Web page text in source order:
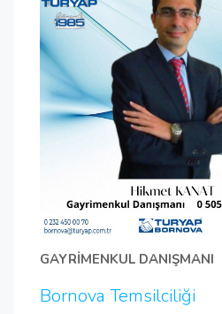
GAYRİMENKUL DANIŞMANI
Bornova Temsilciliği